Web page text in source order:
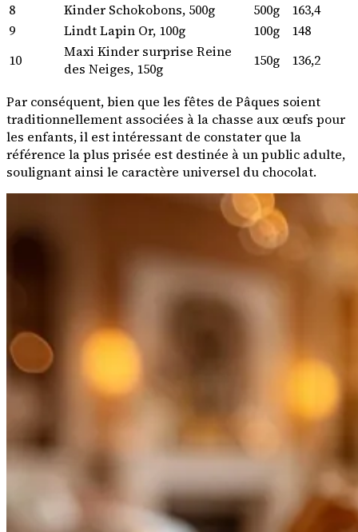
8
Kinder Schokobons, 500g 500g
163,4
9
Lindt Lapin Or, 100g 100g
148
10
Maxi Kinder surprise Reine
des Neiges, 150g
150g 136,2
Par conséquent, bien que les fêtes de Pâques soient
traditionnellement associées à la chasse aux œufs pour
les enfants, il est intéressant de constater que la
référence la plus prisée est destinée à un public adulte,
soulignant ainsi le caractère universel du chocolat.